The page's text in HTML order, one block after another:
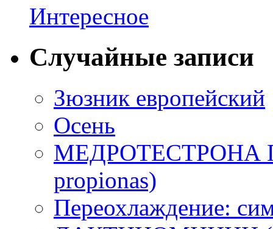
Интересное
Случайные записи
Зюзник европейский
Осень
МЕДРОТЕСТРОНА
propionas)
Переохлаждение: